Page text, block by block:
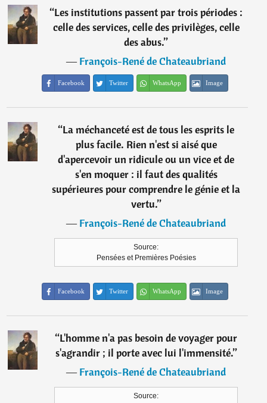
“Les institutions passent par trois périodes :
celle des services, celle des privilèges, celle
des abus.”
―François-René de Chateaubriand
Facebook Twitter WhatsApp Image
“La méchanceté est de tous les esprits le
plus facile. Rien n'est si aisé que
d'apercevoir un ridicule ou un vice et de
s'en moquer : il faut des qualités
supérieures pour comprendre le génie et la
vertu.”
―François-René de Chateaubriand
Source:
Pensées et Premières Poésies
Facebook Twitter WhatsApp Image
“L'homme n'a pas besoin de voyager pour
s'agrandir ; il porte avec lui l'immensité.”
―François-René de Chateaubriand
Source: